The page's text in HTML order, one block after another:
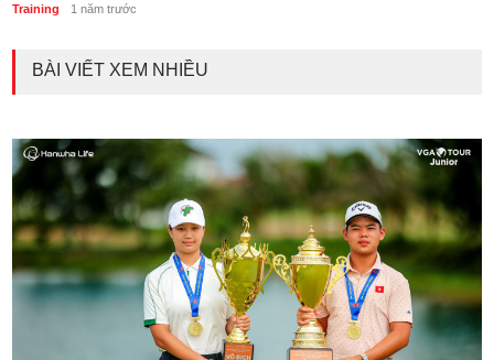
Training 1 năm trước
BÀI VIẾT XEM NHIỀU